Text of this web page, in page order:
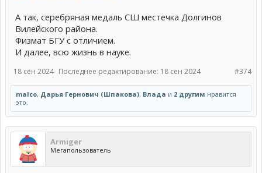
А так, серебряная медаль СШ местечка Долгинов
Вилейского района.
Физмат БГУ с отличием.
И далее, всю жизнь в науке.
#374
18 сен 2024 Последнее редактирование: 18 сен 2024
malco, Дарья Гернович (Шпакова), Влада и 2 другим нравится
это.
Armiger
Мегапользователь